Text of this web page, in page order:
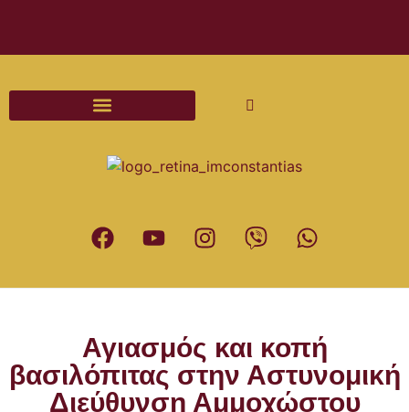
Αγιασμός και κοπή
βασιλόπιτας στην Αστυνομική
Διεύθυνση Αμμοχώστου